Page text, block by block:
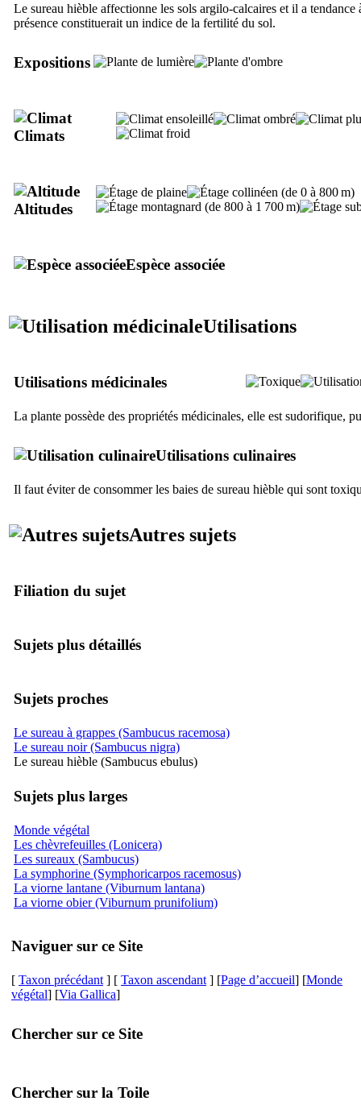
Le sureau hièble affectionne les sols argilo-calcaires et il a tendance
présence constituerait un indice de la fertilité du sol.
Expositions
Climats
Altitudes
Espèce associée
Utilisations
Utilisations médicinales
La plante possède des propriétés médicinales, elle est sudorifique,
Utilisations culinaires
Il faut éviter de consommer les baies de sureau hièble qui sont
Autres sujets
Filiation du sujet
Sujets plus détaillés
Sujets proches
Le sureau à grappes (Sambucus racemosa)
Le sureau noir (Sambucus nigra)
Le sureau hièble (Sambucus ebulus)
Sujets plus larges
Monde végétal
Les chèvrefeuilles (Lonicera)
Les sureaux (Sambucus)
La symphorine (Symphoricarpos racemosus)
La viorne lantane (Viburnum lantana)
La viorne obier (Viburnum prunifolium)
Naviguer sur ce Site
[ Taxon précédant ] [ Taxon ascendant ] [Page d’accueil] [Monde
végétal] [Via Gallica]
Chercher sur ce Site
Chercher sur la Toile